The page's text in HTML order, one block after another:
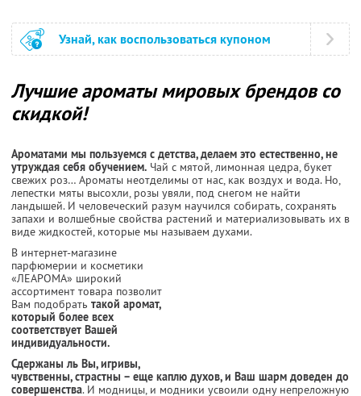
Узнай, как воспользоваться купоном
Лучшие ароматы мировых брендов со
скидкой!
Ароматами мы пользуемся с детства, делаем это естественно, не
утруждая себя обучением. Чай с мятой, лимонная цедра, букет
свежих роз… Ароматы неотделимы от нас, как воздух и вода. Но,
лепестки мяты высохли, розы увяли, под снегом не найти
ландышей. И человеческий разум научился собирать, сохранять
запахи и волшебные свойства растений и материализовывать их в
виде жидкостей, которые мы называем духами.
В интернет-магазине
парфюмерии и косметики
«ЛЕАРОМА» широкий
ассортимент товара позволит
Вам подобрать такой аромат,
который более всех
соответствует Вашей
индивидуальности.
Сдержаны ль Вы, игривы,
чувственны, страстны – еще каплю духов, и Ваш шарм доведен до
совершенства. И модницы, и модники усвоили одну непреложную